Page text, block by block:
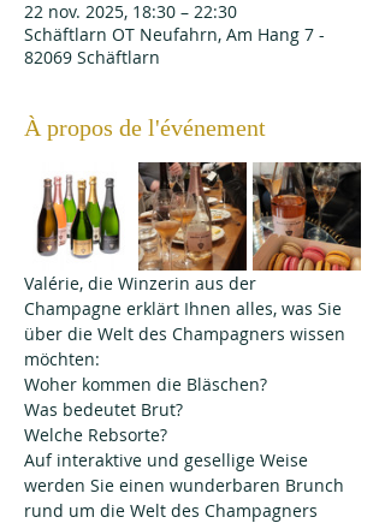
22 nov. 2025, 18:30 – 22:30
Schäftlarn OT Neufahrn, Am Hang 7 -
82069 Schäftlarn
À propos de l'événement
Valérie, die Winzerin aus der
Champagne erklärt Ihnen alles, was Sie
über die Welt des Champagners wissen
möchten:
Woher kommen die Bläschen?
Was bedeutet Brut?
Welche Rebsorte?
Auf interaktive und gesellige Weise
werden Sie einen wunderbaren Brunch
rund um die Welt des Champagners